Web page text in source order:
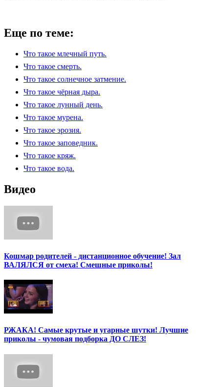
Еще по теме:
Что такое млечный путь.
Что такое смерть.
Что такое солнечное затмение.
Что такое чёрная дыра.
Что такое лунный день.
Что такое мурена.
Что такое эрозия.
Что такое заповедник.
Что такое кряж.
Что такое вода.
Видео
Кошмар родителей - дистанционное обучение! Зал
ВАЛЯЛСЯ от смеха! Смешные приколы!
РЖАКА! Самые крутые и угарные шутки! Лучшие
приколы - чумовая подборка ДО СЛЕЗ!